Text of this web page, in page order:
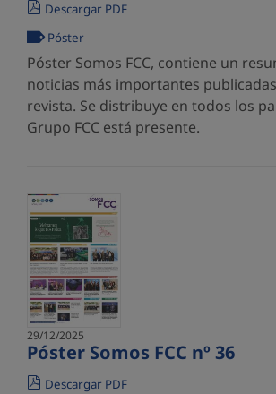
Descargar PDF
Póster
Póster Somos FCC, contiene un
noticias más importantes
revista. Se distribuye en todos los
Grupo FCC está presente.
29/12/2025
Póster Somos FCC nº 36
Descargar PDF